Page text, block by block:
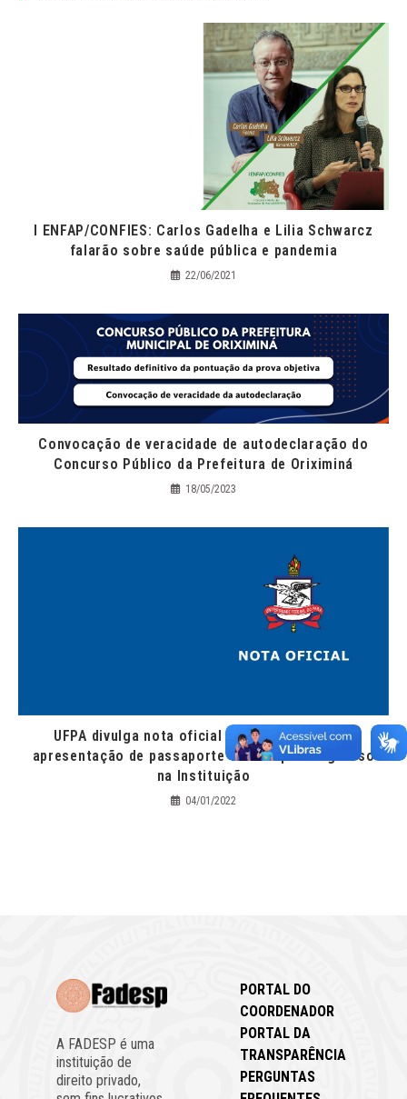
I ENFAP/CONFIES: Carlos Gadelha e Lilia Schwarcz
falarão sobre saúde pública e pandemia
22/06/2021
Convocação de veracidade de autodeclaração do
Concurso Público da Prefeitura de Oriximiná
18/05/2023
UFPA divulga nota oficial sobre exigência de
apresentação de passaporte vacinal para ingresso
na Instituição
04/01/2022
A FADESP é uma
instituição de
direito privado,
PORTAL DO
COORDENADOR
PORTAL DA
TRANSPARÊNCIA
PERGUNTAS